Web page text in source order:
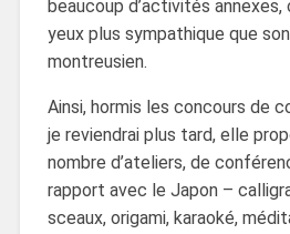
beaucoup d’activités annexes,
yeux plus sympathique que
montreusien.
Ainsi, hormis les concours de
je reviendrai plus tard, elle
nombre d’ateliers, de
rapport avec le Japon –
sceaux, origami, karaoké,